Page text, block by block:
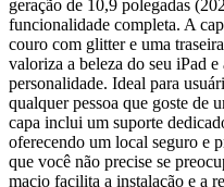
geração de 10,9 polegadas
funcionalidade completa. A
couro com glitter e uma
valoriza a beleza do seu iPad
personalidade. Ideal para
qualquer pessoa que goste de
capa inclui um suporte
oferecendo um local seguro e
que você não precise se
macio facilita a instalação e a